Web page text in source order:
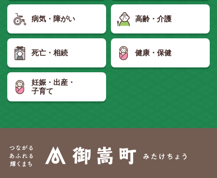
病気・障がい 高齢・介護
死亡・相続 健康・保健
妊娠・出産・
子育て